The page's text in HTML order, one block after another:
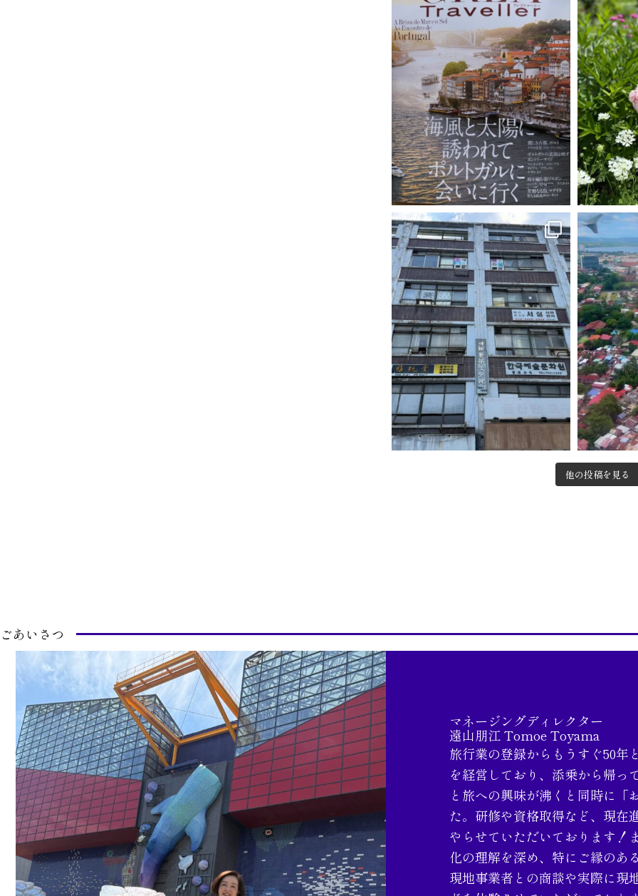
他の投稿を見る
ごあいさつ
マネージングディレクター
遠山朋江 Tomoe Toyama
旅行業の登録からもうすぐ50年
を経営しており、添乗から帰っ
と旅への興味が沸くと同時に
た。研修や資格取得など、現在
やらせていただいております！
化の理解を深め、特にご縁のあ
現地事業者との商談や実際に現